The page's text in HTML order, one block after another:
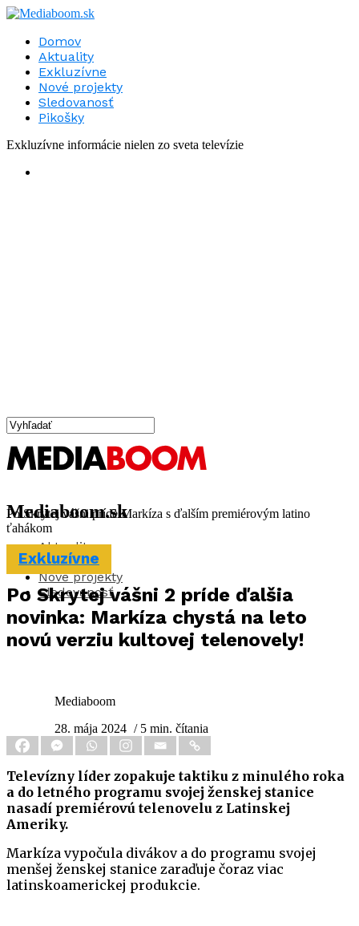
Domov
Aktuality
Exkluzívne
Nové projekty
Sledovanosť
Pikošky
Exkluzívne informácie nielen zo sveta televízie
Mediaboom.sk
Aktuality
Exkluzívne
Nové projekty
Sledovanosť
Po Skrytej vášni príde Markíza s ďalším premiérovým latino
ťahákom
Exkluzívne
Po Skrytej vášni 2 príde ďalšia
novinka: Markíza chystá na leto
novú verziu kultovej telenovely!
Mediaboom
28. mája 2024 / 5 min. čítania
Televízny líder zopakuje taktiku z minulého roka
a do letného programu svojej ženskej stanice
nasadí premiérovú telenovelu z Latinskej
Ameriky.
Markíza vypočula divákov a do programu svojej
menšej ženskej stanice zaraďuje čoraz viac
latinskoamerickej produkcie.